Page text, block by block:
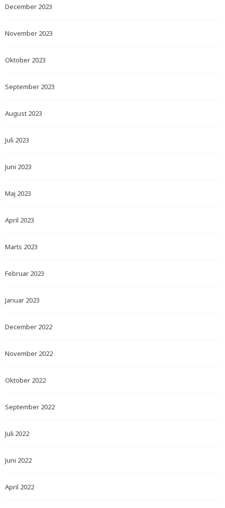
December 2023
November 2023
Oktober 2023
September 2023
August 2023
Juli 2023
Juni 2023
Maj 2023
April 2023
Marts 2023
Februar 2023
Januar 2023
December 2022
November 2022
Oktober 2022
September 2022
Juli 2022
Juni 2022
April 2022